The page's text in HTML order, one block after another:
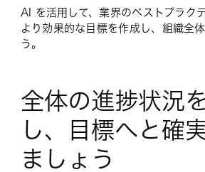
AI を活用して、業界のベストプラク
より効果的な目標を作成し、組織全
う。
全体の進捗状況
し、目標へと確
ましょう